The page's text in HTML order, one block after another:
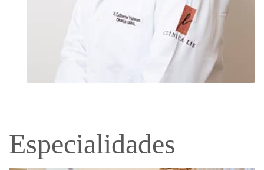
Especialidades